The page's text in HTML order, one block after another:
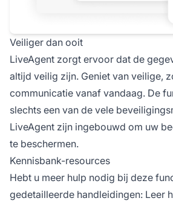
Veiliger dan ooit
LiveAgent zorgt ervoor dat de
altijd veilig zijn. Geniet van veilige,
communicatie vanaf vandaag. De
slechts een van de vele
LiveAgent zijn ingebouwd om uw
te beschermen.
Kennisbank-resources
Hebt u meer hulp nodig bij deze
gedetailleerde handleidingen: Leer